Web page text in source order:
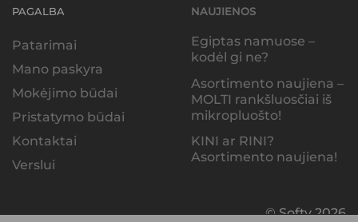
PAGALBA
Patarimai
Mano paskyra
Mokėjimo būdai
Pristatymo būdai
Kontaktai
Verslui
NAUJIENOS
Egiptas namuose –
kodėl gi ne?
Asortimento naujiena –
MOLTI rankšluosčiai iš
mikropluošto!
KINI ar RINI?
Asortimento naujiena!
© Softy 2026